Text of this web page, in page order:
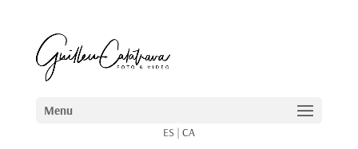
ES| CA